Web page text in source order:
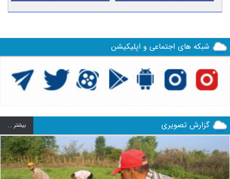
شبکه های اجتماعی و اپلیکیشن
گزارش تصویری بيشتر ...